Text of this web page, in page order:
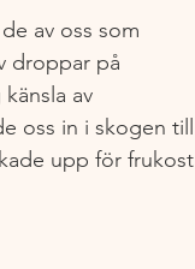
av oss som
droppar på
av
oss in i skogen till
upp för frukost